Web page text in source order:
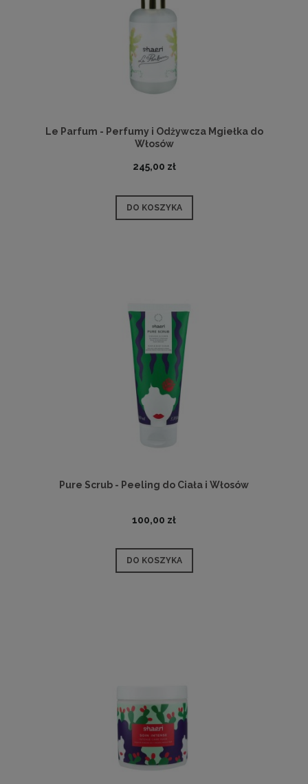
Le Parfum - Perfumy i Odżywcza Mgiełka do
Włosów
245,00 zł
DO KOSZYKA
Pure Scrub - Peeling do Ciała i Włosów
100,00 zł
DO KOSZYKA